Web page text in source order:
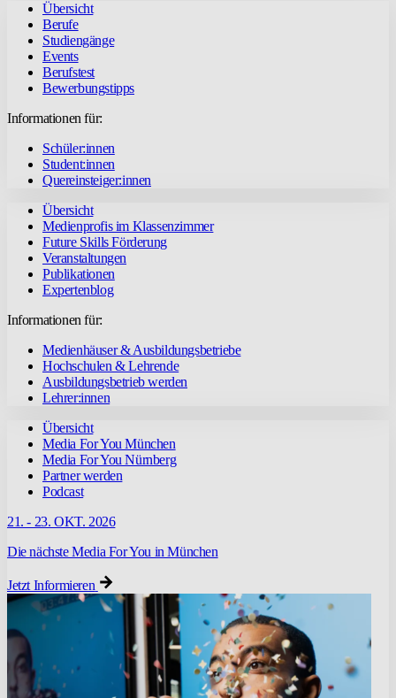
Übersicht
Berufe
Studiengänge
Events
Berufstest
Bewerbungstipps
Informationen für:
Schüler:innen
Student:innen
Quereinsteiger:innen
Übersicht
Medienprofis im Klassenzimmer
Future Skills Förderung
Veranstaltungen
Publikationen
Expertenblog
Informationen für:
Medienhäuser & Ausbildungsbetriebe
Hochschulen & Lehrende
Ausbildungsbetrieb werden
Lehrer:innen
Übersicht
Media For You München
Media For You Nürnberg
Partner werden
Podcast
21. - 23. OKT. 2026
Die nächste Media For You in München
Jetzt Informieren